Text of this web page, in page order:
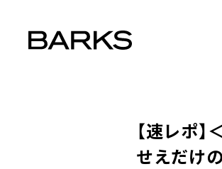
【速レポ】
せえだけ